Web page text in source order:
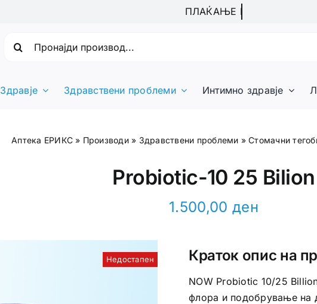
Здравје Здравствени проблеми Интимно здравје
Аптека ЕРИКС » Производи» Здравствени проблеми »Стомачни
Probiotic-10 25 Bilion
1.500,00ден
Недостапен Краток опис на
NOW Probiotic 10/25
флора и подобрување на